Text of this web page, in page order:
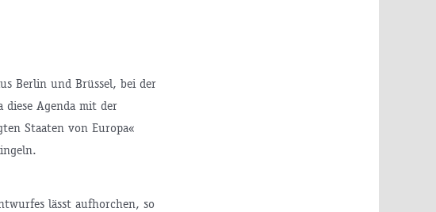
Berlin und Brüssel, bei der
Agenda mit der
Staaten von Europa«
lässt aufhorchen, so